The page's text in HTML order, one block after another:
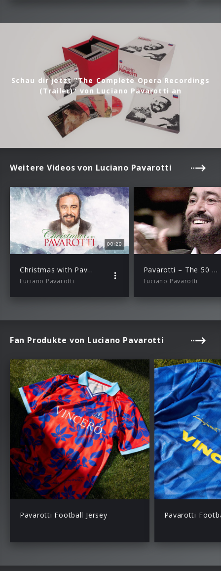
Schau dir jetzt "The Complete Opera Recordings
(Trailer)" von Luciano Pavarotti an
Weitere Videos von Luciano Pavarotti
00:20
Christmas with Pavarotti (Teaser)
Luciano Pavarotti
Pavarotti – The 50 Greatest Tracks
Luciano Pavarotti
Fan Produkte von Luciano Pavarotti
Pavarotti Football Jersey Pavarotti